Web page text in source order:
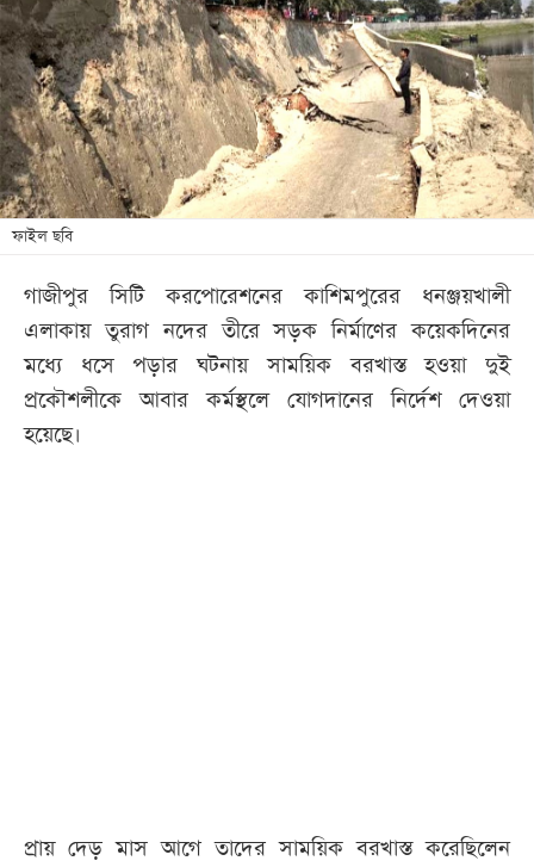
খেলা
বিনোদন
লাইফ
স্টাইল
শিক্ষা
তথ্যপ্রযুক্তি
বিভাগ
ছবি
ভিডিও
ফাইল ছবি
গাজীপুর সিটি করপোরেশনের কাশিমপুরের ধনঞ্জয়খালী
এলাকায় তুরাগ নদের তীরে সড়ক নির্মাণের কয়েকদিনের
মধ্যে ধসে পড়ার ঘটনায় সাময়িক বরখাস্ত হওয়া দুই
প্রকৌশলীকে আবার কর্মস্থলে যোগদানের নির্দেশ দেওয়া
হয়েছে।
প্রায় দেড় মাস আগে তাদের সাময়িক বরখাস্ত করেছিলেন